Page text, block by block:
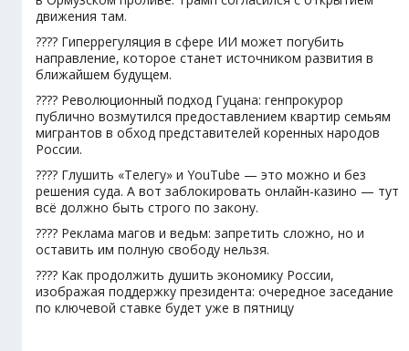
движения там.
???? Гиперрегуляция в сфере ИИ может погубить
направление, которое станет источником развития в
ближайшем будущем.
???? Революционный подход Гуцана: генпрокурор
публично возмутился предоставлением квартир семьям
мигрантов в обход представителей коренных народов
России.
???? Глушить «Телегу» и YouTube — это можно и без
решения суда. А вот заблокировать онлайн-казино — тут
всё должно быть строго по закону.
???? Реклама магов и ведьм: запретить сложно, но и
оставить им полную свободу нельзя.
???? Как продолжить душить экономику России,
изображая поддержку президента: очередное заседание
по ключевой ставке будет уже в пятницу